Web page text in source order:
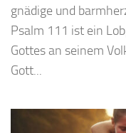
gnädige und
Psalm 111 ist ein
Gottes an seinem
Gott...